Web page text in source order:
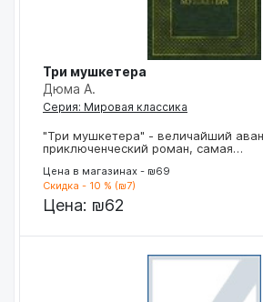
Три мушкетера
Дюма А.
Серия: Мировая классика
"Три мушкетера" - величайший
приключенческий роман, самая…
Цена в магазинах - ₪69
Скидка - 10 % (₪7)
Цена: ₪62